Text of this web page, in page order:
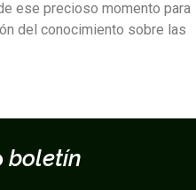
ese precioso momento para
del conocimiento sobre las
boletín